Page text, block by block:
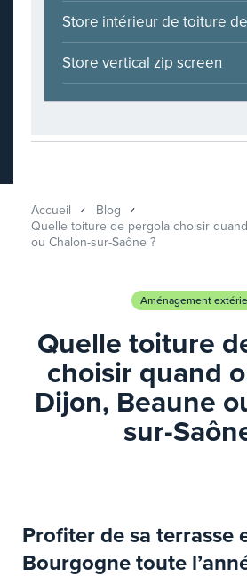
Store intérieur de toiture
Store vertical zip screen
Accueil
Blog
Quelle toiture de pergola choisir
ou Chalon-sur-Saône ?
Aménagement
Quelle toiture
choisir quand
Dijon, Beaune
sur-
Profiter de sa terrasse
Bourgogne toute